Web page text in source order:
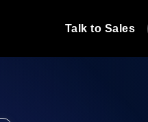
Talk to Sales